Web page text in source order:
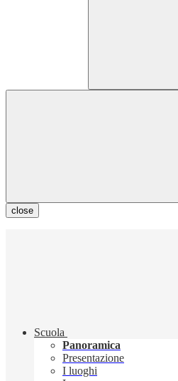
close
Scuola
Panoramica
Presentazione
I luoghi